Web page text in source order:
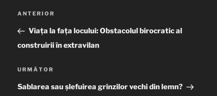
articole
Articolul
anterior
ANTERIOR
Viața la fața locului: Obstacolul birocratic al
construirii în extravilan
Articolul
următor
URMĂTOR
Sablarea sau șlefuirea grinzilor vechi din lemn?